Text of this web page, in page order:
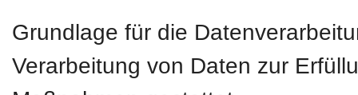
Grundlage für die
Verarbeitung von Daten zur